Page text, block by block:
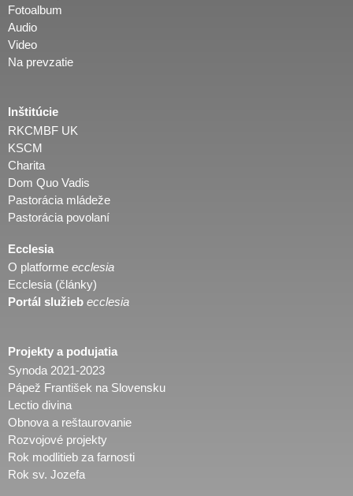
Fotoalbum
Audio
Video
Na prevzatie
Inštitúcie
RKCMBF UK
KSCM
Charita
Dom Quo Vadis
Pastorácia mládeže
Pastorácia povolaní
Ecclesia
O platforme ecclesia
Ecclesia (články)
Portál služieb ecclesia
Projekty a podujatia
Synoda 2021-2023
Pápež František na Slovensku
Lectio divina
Obnova a reštaurovanie
Rozvojové projekty
Rok modlitieb za farnosti
Rok sv. Jozefa